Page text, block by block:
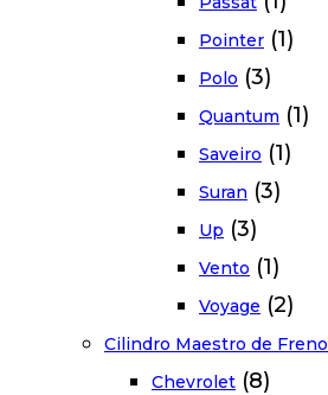
Pointer (1)
Polo (3)
Quantum (1)
Saveiro (1)
Suran (3)
Up (3)
Vento (1)
Voyage (2)
Cilindro Maestro de Freno
Chevrolet (8)